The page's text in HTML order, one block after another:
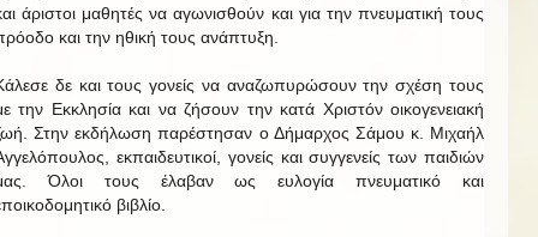
άριστοι μαθητές να αγωνισθούν και για την πνευματική τους
και την ηθική τους ανάπτυξη.
δε και τους γονείς να αναζωπυρώσουν την σχέση τους
την Εκκλησία και να ζήσουν την κατά Χριστόν οικογενειακή
Στην εκδήλωση παρέστησαν ο Δήμαρχος Σάμου κ. Μιχαήλ
εκπαιδευτικοί, γονείς και συγγενείς των παιδιών
Όλοι τους έλαβαν ως ευλογία πνευματικό και
βιβλίο.